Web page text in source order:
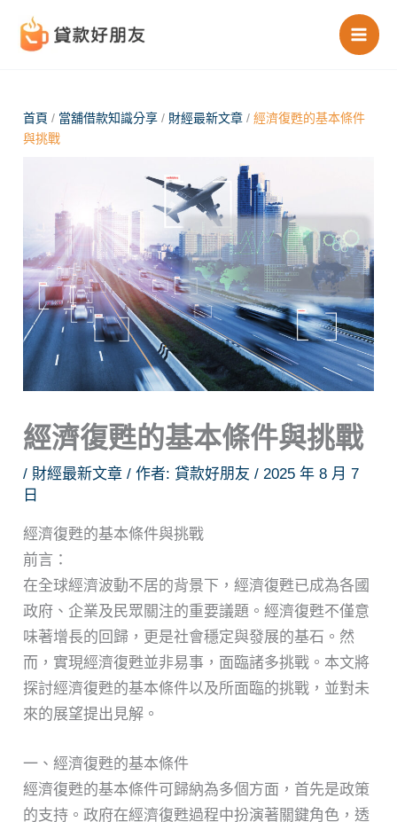
首頁 / 當舖借款知識分享 / 財經最新文章 /經濟復甦的基本條件
與挑戰
經濟復甦的基本條件與挑戰
/ 財經最新文章 / 作者:貸款好朋友/ 2025 年 8 月 7
日
經濟復甦的基本條件與挑戰
前言：
在全球經濟波動不居的背景下，經濟復甦已成為各國
政府、企業及民眾關注的重要議題。經濟復甦不僅意
味著增長的回歸，更是社會穩定與發展的基石。然
而，實現經濟復甦並非易事，面臨諸多挑戰。本文將
探討經濟復甦的基本條件以及所面臨的挑戰，並對未
來的展望提出見解。
一、經濟復甦的基本條件
經濟復甦的基本條件可歸納為多個方面，首先是政策
的支持。政府在經濟復甦過程中扮演著關鍵角色，透